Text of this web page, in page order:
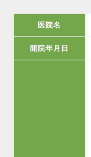
医院名
開院年月日